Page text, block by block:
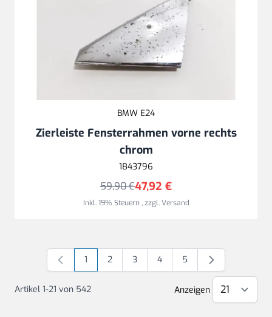
BMW E24
Zierleiste Fensterrahmen vorne rechts
chrom
1843796
47,92 €
59,90 €
Inkl. 19% Steuern,zzgl.Versand
Artikel 1-21 von 542
Sie lesen gerade Seite
1 Seite
2 Seite
3 Seite
4 Seite
5
Anzeigen